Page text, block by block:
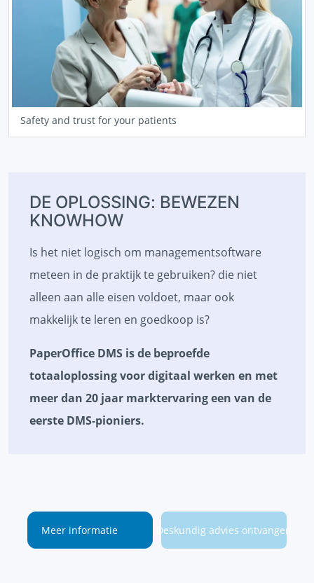
Safety and trust for your patients
DE OPLOSSING: BEWEZEN
KNOWHOW
Is het niet logisch om managementsoftware
meteen in de praktijk te gebruiken? die niet
alleen aan alle eisen voldoet, maar ook
makkelijk te leren en goedkoop is?
PaperOffice DMS is de beproefde
totaaloplossing voor digitaal werken en met
meer dan 20 jaar marktervaring een van de
eerste DMS-pioniers.
Meer informatie Deskundig advies ontvangen